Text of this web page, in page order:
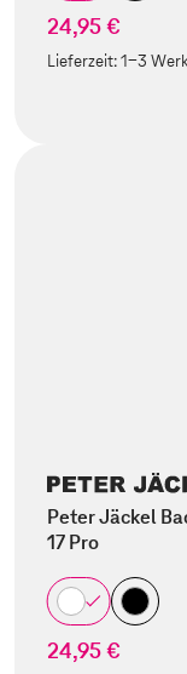
24,95 €
Lieferzeit:1-3
Peter Jäckel
17 Pro
24,95 €